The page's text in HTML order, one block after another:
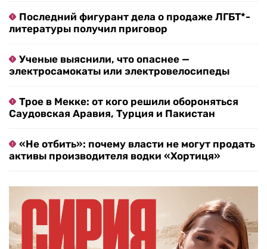
Последний фигурант дела о продаже ЛГБТ*-
литературы получил приговор
Ученые выяснили, что опаснее —
электросамокаты или электровелосипеды
Трое в Мекке: от кого решили обороняться
Саудовская Аравия, Турция и Пакистан
«Не отбить»: почему власти не могут продать
активы производителя водки «Хортиця»